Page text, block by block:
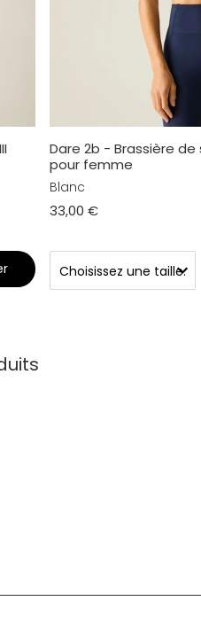
Dare 2b - Brassière
pour femme
Blanc
33,00 €